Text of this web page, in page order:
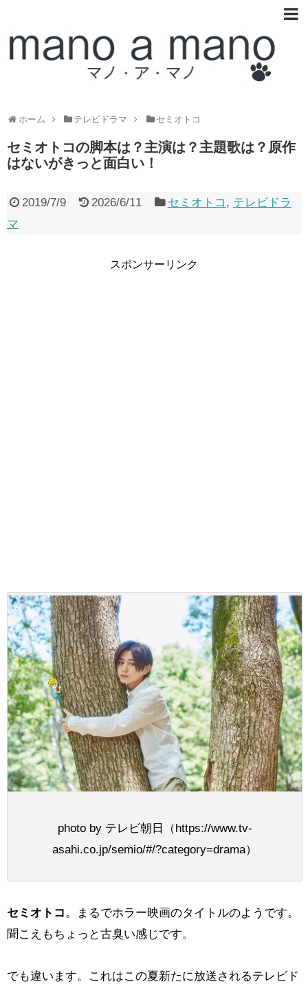
ホーム テレビドラマ セミオトコ
セミオトコの脚本は？主演は？主題歌は？原作
はないがきっと面白い！
2019/7/9 2026/6/11 セミオトコ , テレビドラ
マ
スポンサーリンク
photo by テレビ朝日（https://www.tv-
asahi.co.jp/semio/#/?category=drama）
セミオトコ。まるでホラー映画のタイトルのようです。
聞こえもちょっと古臭い感じです。
でも違います。これはこの夏新たに放送されるテレビド